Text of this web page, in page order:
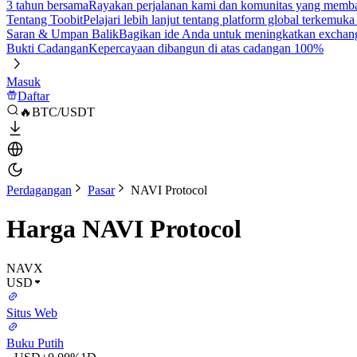
3 tahun bersamaRayakan perjalanan kami dan komunitas yang
Tentang ToobitPelajari lebih lanjut tentang platform global terkemuka
Saran & Umpan BalikBagikan ide Anda untuk meningkatkan
Bukti CadanganKepercayaan dibangun di atas cadangan 100%
Masuk
Daftar
🔥BTC/USDT
Perdagangan Pasar NAVI Protocol
Harga NAVI Protocol
NAVX
USD
Situs Web
Buku Putih